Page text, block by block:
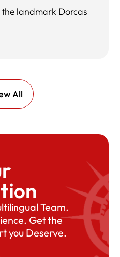
landmark Dorcas
All
Team.
Get the
you Deserve.